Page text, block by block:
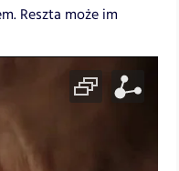
Reszta może im